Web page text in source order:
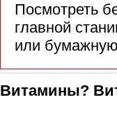
Посмотреть
главной
или
Витамины?